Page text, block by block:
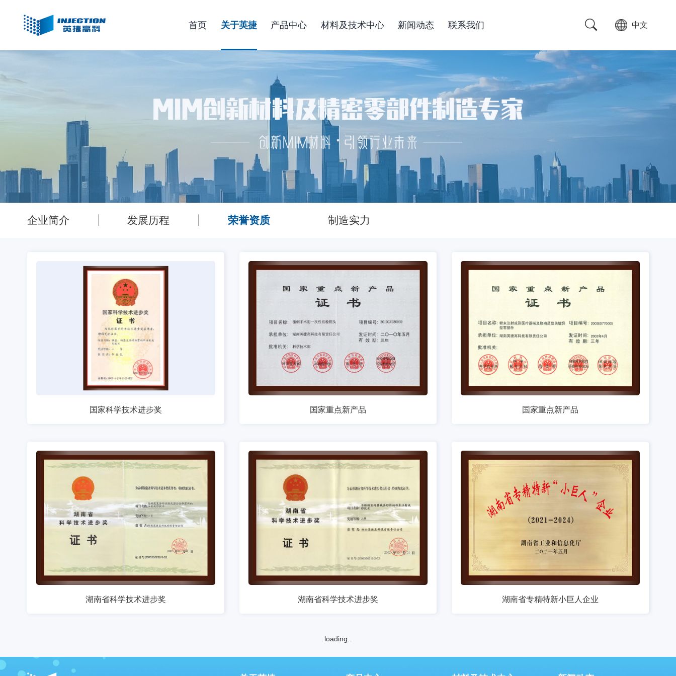
首页 关于英捷 产品中心 材料及技术中心 新闻动态 联系我们 中文
企业简介 发展历程 荣誉资质 制造实力
国家科学技术进步奖 国家重点新产品 国家重点新产品
湖南省科学技术进步奖 湖南省科学技术进步奖 湖南省专精特新小巨人企业
loading..